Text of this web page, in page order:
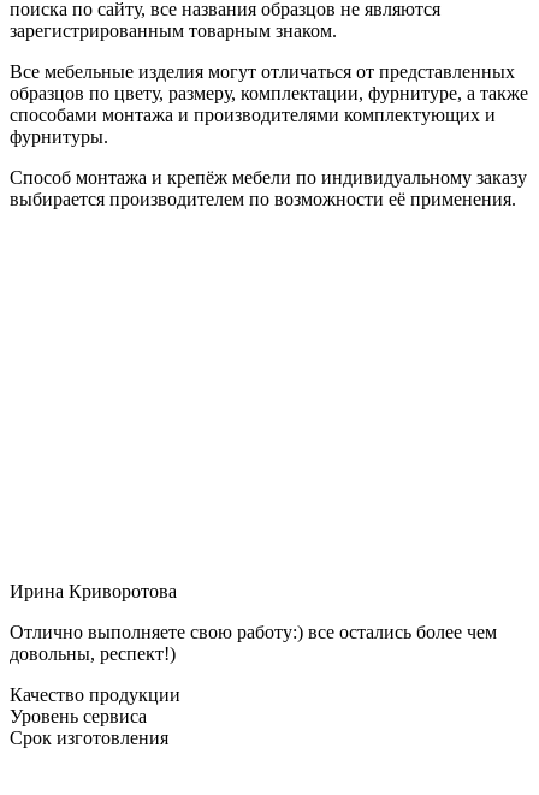
поиска по сайту, все названия образцов не являются
зарегистрированным товарным знаком.
Все мебельные изделия могут отличаться от представленных
образцов по цвету, размеру, комплектации, фурнитуре, а также
способами монтажа и производителями комплектующих и
фурнитуры.
Способ монтажа и крепёж мебели по индивидуальному заказу
выбирается производителем по возможности её применения.
Ирина Криворотова
Отлично выполняете свою работу:) все остались более чем
довольны, респект!)
Качество продукции
Уровень сервиса
Срок изготовления